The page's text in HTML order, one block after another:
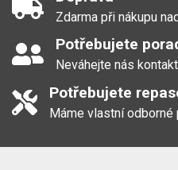
Zdarma při nákupu
Potřebujete
Neváhejte nás
Potřebujete
Máme vlastní odborné